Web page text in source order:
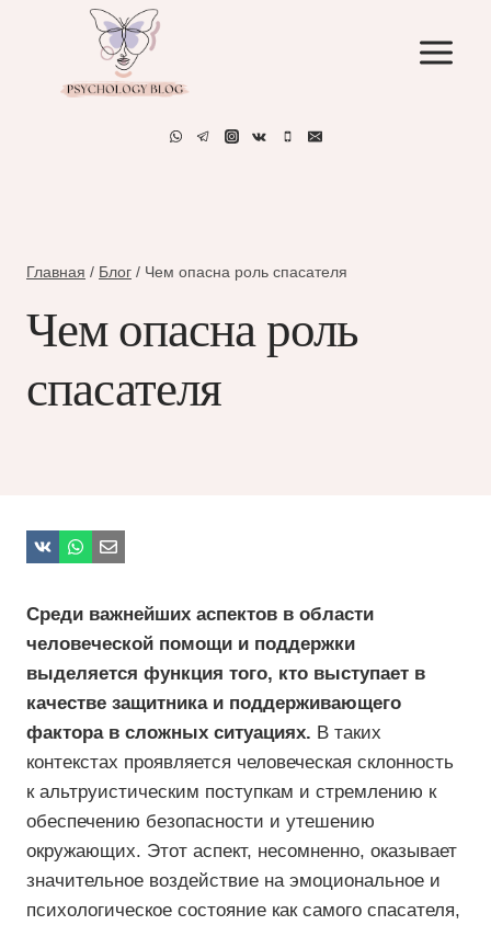
содержимому
Главная / Блог / Чем опасна роль спасателя
Чем опасна роль
спасателя
Среди важнейших аспектов в области
человеческой помощи и поддержки
выделяется функция того, кто выступает в
качестве защитника и поддерживающего
фактора в сложных ситуациях. В таких
контекстах проявляется человеческая склонность
к альтруистическим поступкам и стремлению к
обеспечению безопасности и утешению
окружающих. Этот аспект, несомненно, оказывает
значительное воздействие на эмоциональное и
психологическое состояние как самого спасателя,